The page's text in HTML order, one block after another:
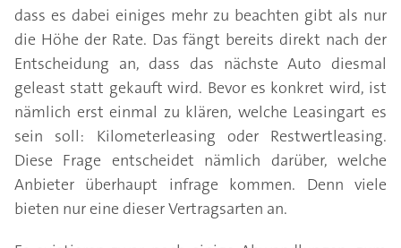
dass es dabei einiges mehr zu beachten gibt als nur
die Höhe der Rate. Das fängt bereits direkt nach der
Entscheidung an, dass das nächste Auto diesmal
geleast statt gekauft wird. Bevor es konkret wird, ist
nämlich erst einmal zu klären, welche Leasingart es
sein soll: Kilometerleasing oder Restwertleasing.
Diese Frage entscheidet nämlich darüber, welche
Anbieter überhaupt infrage kommen. Denn viele
bieten nur eine dieser Vertragsarten an.